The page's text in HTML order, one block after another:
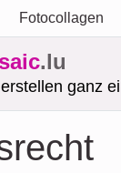
Fotocollagen
.lu
ganz